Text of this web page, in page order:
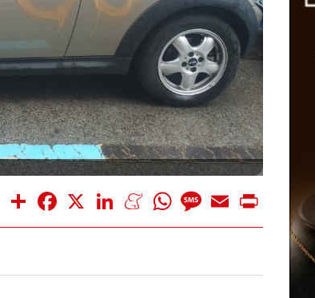
Share Facebook LinkedInMeneameWhatsAppMessage
Email